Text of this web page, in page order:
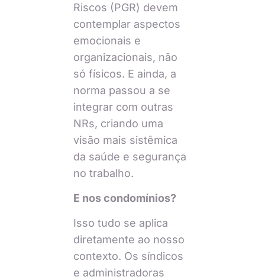
Riscos (PGR) devem
contemplar aspectos
emocionais e
organizacionais, não
só físicos. E ainda, a
norma passou a se
integrar com outras
NRs, criando uma
visão mais sistêmica
da saúde e segurança
no trabalho.
E nos condomínios?
Isso tudo se aplica
diretamente ao nosso
contexto. Os síndicos
e administradoras